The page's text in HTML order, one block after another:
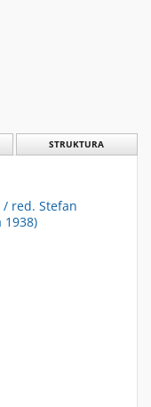
STRUKTURA
red. Stefan
1938)